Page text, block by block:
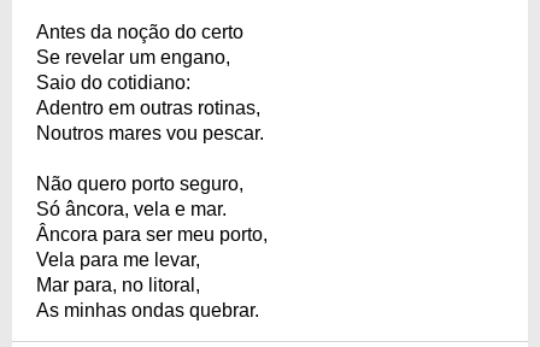
Antes da noção do certo
Se revelar um engano,
Saio do cotidiano:
Adentro em outras rotinas,
Noutros mares vou pescar.
Não quero porto seguro,
Só âncora, vela e mar.
Âncora para ser meu porto,
Vela para me levar,
Mar para, no litoral,
As minhas ondas quebrar.